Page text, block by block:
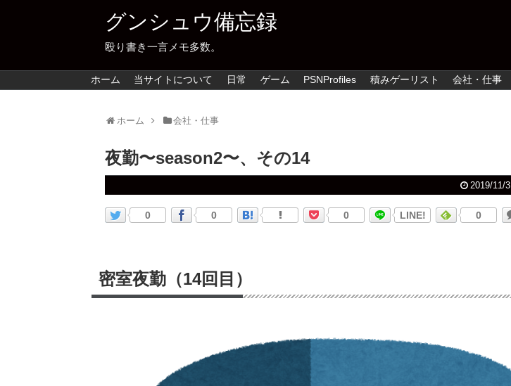
グンシュウ備忘録
殴り書き一言メモ多数。
ホーム 当サイトについて 日常 ゲーム PSNProfiles 積みゲーリスト 会社・仕事
ホーム 会社・仕事
夜勤〜season2〜、その14
2019/11/3
0 0 0 LINE! 0
密室夜勤（14回目）